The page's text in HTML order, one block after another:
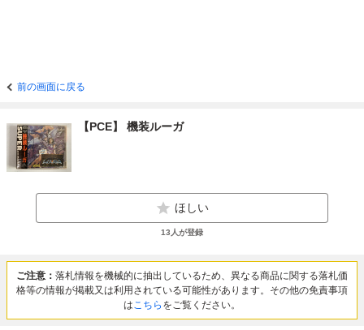
前の画面に戻る
【PCE】 機装ルーガ
ほしい
13 人が登録
ご注意： 落札情報を機械的に抽出しているため、異なる商品に関する落札価
格等の情報が掲載又は利用されている可能性があります。その他の免責事項
はこちら をご覧ください。